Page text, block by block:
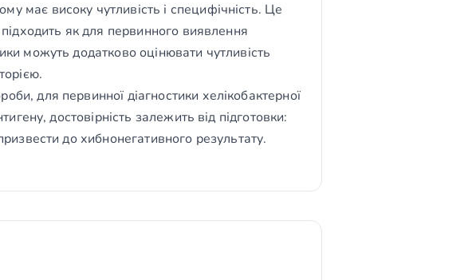
має високу чутливість і специфічність. Це
як для первинного виявлення
можуть додатково оцінювати чутливість
для первинної діагностики хелікобактерної
достовірність залежить від підготовки:
до хибнонегативного результату.